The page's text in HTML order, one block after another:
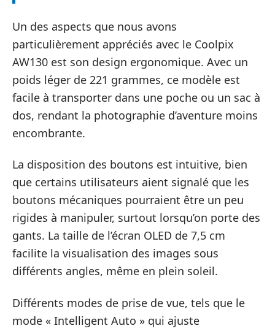
Un des aspects que nous avons
particulièrement appréciés avec le Coolpix
AW130 est son design ergonomique. Avec un
poids léger de 221 grammes, ce modèle est
facile à transporter dans une poche ou un sac à
dos, rendant la photographie d’aventure moins
encombrante.
La disposition des boutons est intuitive, bien
que certains utilisateurs aient signalé que les
boutons mécaniques pourraient être un peu
rigides à manipuler, surtout lorsqu’on porte des
gants. La taille de l’écran OLED de 7,5 cm
facilite la visualisation des images sous
différents angles, même en plein soleil.
Différents modes de prise de vue, tels que le
mode « Intelligent Auto » qui ajuste